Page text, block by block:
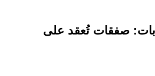
صفقات تُعقد على